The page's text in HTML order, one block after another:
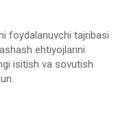
foydalanuvchi tajribasi
ehtiyojlarini
isitish va sovutish